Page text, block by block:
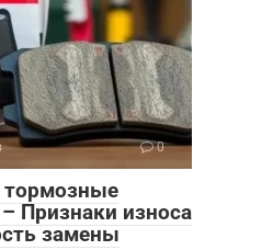
0
тормозные
Признаки износа
замены